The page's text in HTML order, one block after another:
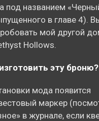
под названием
в главе 4).
мой другой
Hollows.
эту броню?
мода появится
маркер
в журнале, если